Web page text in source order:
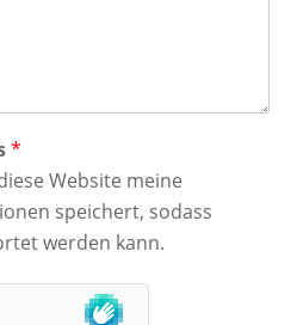
*
Website meine
speichert, sodass
werden kann.